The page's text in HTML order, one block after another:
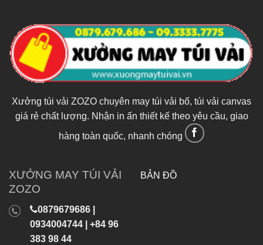
Xưởng túi vải ZOZO chuyên may túi vải bố, túi vải canvas
giá rẻ chất lượng. Nhận in ấn thiết kế theo yêu cầu, giao
hàng toàn quốc, nhanh chóng
XƯỞNG MAY TÚI VẢI
ZOZO
0879679686 |
0934004744 | +84 96
383 98 44
BẢN ĐỒ